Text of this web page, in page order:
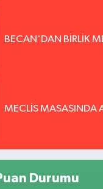
BECAN'DAN BİRLİK
MECLİS MASASINDA
Durumu